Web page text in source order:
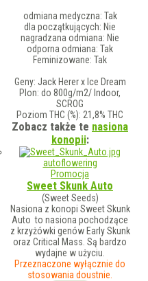
odmiana medyczna: Tak
dla początkujących: Nie
nagradzana odmiana: Nie
odporna odmiana: Tak
Feminizowane: Tak
Geny: Jack Herer x Ice Dream
Plon: do 800g/m2/ Indoor,
SCROG
Poziom THC (%): 21,8% THC
Zobacz także te nasiona
konopii:
autoflowering
Promocja
Sweet Skunk Auto
(Sweet Seeds)
Nasiona z konopi Sweet Skunk
Auto to nasiona pochodzące
z krzyżówki genów Early Skunk
oraz Critical Mass. Są bardzo
wydajne w użyciu.
Przeznaczone wyłącznie do
stosowania doustnie.